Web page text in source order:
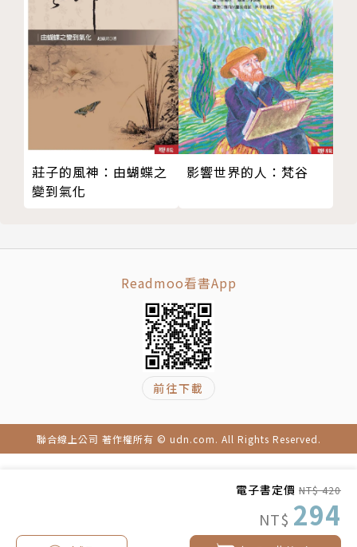
電子書定價 NT$ 420
NT$ 294
「我們到達真理了！」
東方哲學家是一群史上最強的傲慢傢伙
而他們的強大不可能用思辨理解，你一定要親自體驗才
會懂！
撼動東方思想的13位哲人……集合！
☆耶耆尼伐爾克：古印度史上最強的哲人／必殺技：梵
我合一
☆龍樹：大乘佛教的終極武器／必殺技：空的哲學
☆孔子：一生懷才不遇的儒教教祖／必殺技：仁．禮
☆墨子：強肉弱食的熱血男／必殺技：兼愛
☆孟子：儒家的第二把交椅／必殺技：性善說
☆荀子：東方的亞里斯多德／必殺技：性惡說
☆韓非子：法家理論的貴公子／必殺技：形名參同
☆老子：最懂得不用力的大哲學家／必殺技：無為自然
☆親鸞：沒有智、愚、惡的破戒僧／必殺技：他力本願
☆道元：無情求道的坐禪王／必殺技：只管打坐
莊子的風神：由蝴蝶之
變到氣化
影響世界的人：梵谷
Readmoo看書App
前往下載
聯合線上公司 著作權所有 © udn.com. All Rights Reserved.